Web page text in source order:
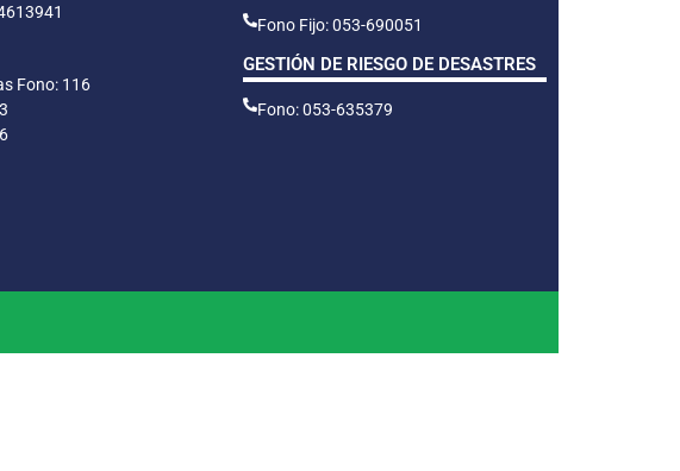
Fono: 116
Fono Fijo: 053-690051
GESTIÓN DE RIESGO DE DESASTRES
Fono: 053-635379